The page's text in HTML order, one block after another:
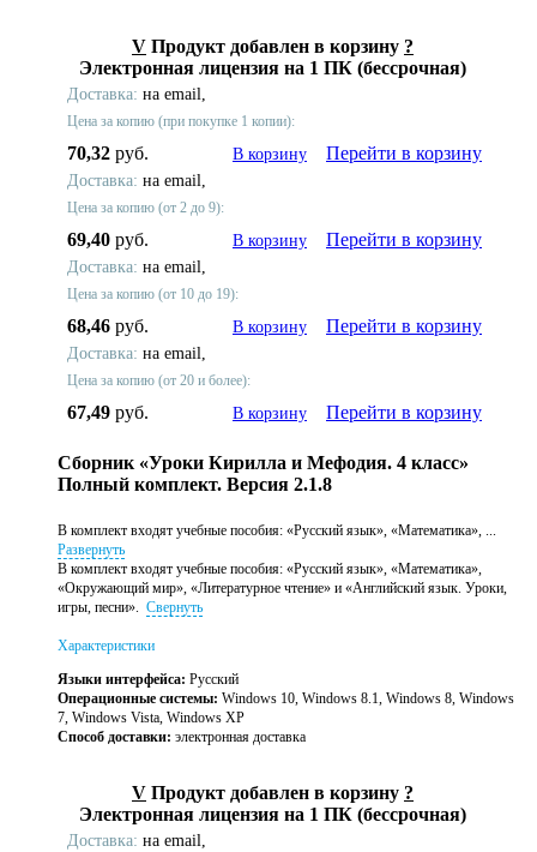
V Продукт добавлен в корзину ?
Электронная лицензия на 1 ПК (бессрочная)
Доставка: на email,
Цена за копию (при покупке 1 копии):
70,32 руб. В корзину Перейти в корзину
Доставка: на email,
Цена за копию (от 2 до 9):
69,40 руб. В корзину Перейти в корзину
Доставка: на email,
Цена за копию (от 10 до 19):
68,46 руб. В корзину Перейти в корзину
Доставка: на email,
Цена за копию (от 20 и более):
67,49 руб. В корзину Перейти в корзину
Сборник «Уроки Кирилла и Мефодия. 4 класс»
Полный комплект. Версия 2.1.8
В комплект входят учебные пособия: «Русский язык», «Математика», ...
Развернуть
В комплект входят учебные пособия: «Русский язык», «Математика»,
«Окружающий мир», «Литературное чтение» и «Английский язык. Уроки,
игры, песни». Свернуть
Характеристики
Языки интерфейса: Русский
Операционные системы: Windows 10, Windows 8.1, Windows 8, Windows
7, Windows Vista, Windows XP
Способ доставки: электронная доставка
V Продукт добавлен в корзину ?
Электронная лицензия на 1 ПК (бессрочная)
Доставка: на email,